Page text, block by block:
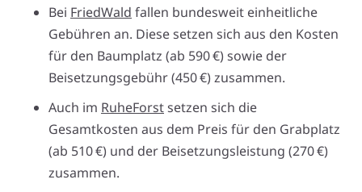
Bei FriedWald fallen bundesweit einheitliche
Gebühren an. Diese setzen sich aus den Kosten
für den Baumplatz (ab 590 €) sowie der
Beisetzungsgebühr (450 €) zusammen.
Auch im RuheForstsetzen sich die
Gesamtkosten aus dem Preis für den Grabplatz
(ab 510 €) und der Beisetzungsleistung (270 €)
zusammen.